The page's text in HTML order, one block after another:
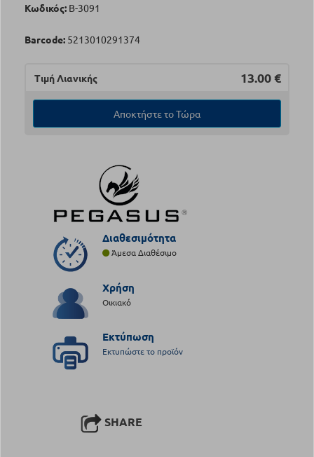
Κωδικός: Β-3091
Barcode: 5213010291374
Τιμή Λιανικής 13.00 €
Αποκτήστε το Τώρα
Διαθεσιμότητα
Άμεσα Διαθέσιμο
Χρήση
Οικιακό
Εκτύπωση
Εκτυπώστε το προϊόν
SHARE